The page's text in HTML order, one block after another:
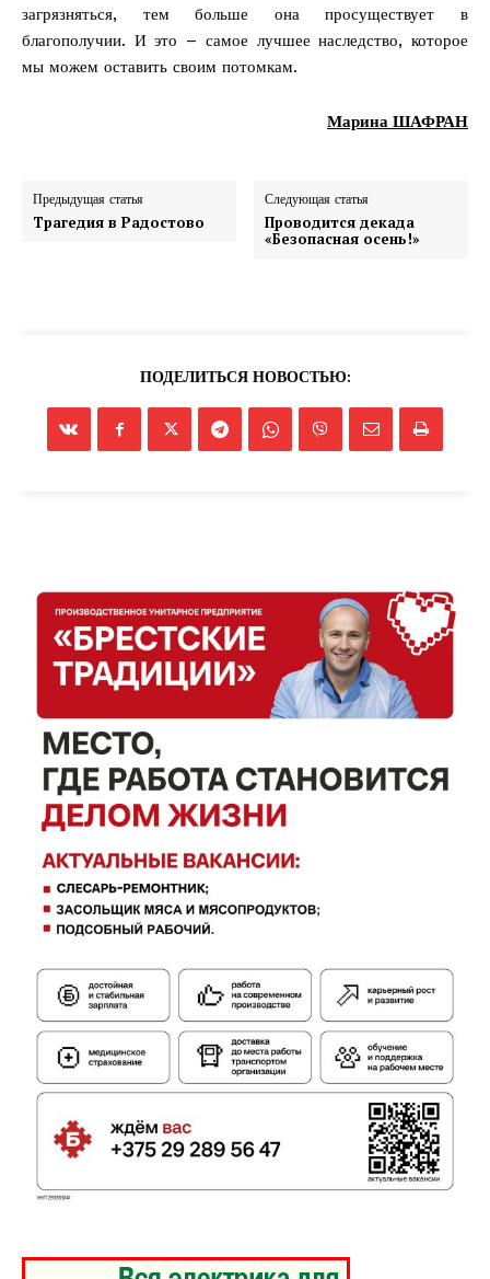
Газета
загрязняться, тем больше она просуществует в
благополучии. И это – самое лучшее наследство, которое
мы можем оставить своим потомкам.
Марина ШАФРАН
Предыдущая статья
Трагедия в Радостово
Следующая статья
Проводится декада
«Безопасная осень!»
ПОДЕЛИТЬСЯ НОВОСТЬЮ: